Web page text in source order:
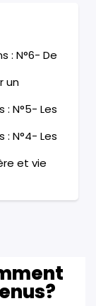
: N°6- De
un
N°5- Les
N°4- Les
et vie